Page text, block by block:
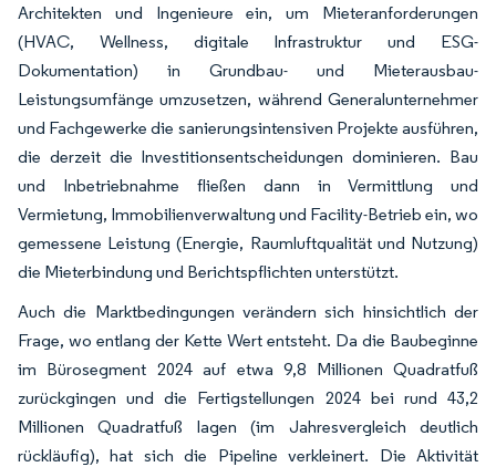
Architekten und Ingenieure ein, um Mieteranforderungen
(HVAC, Wellness, digitale Infrastruktur und ESG-
Dokumentation) in Grundbau- und Mieterausbau-
Leistungsumfänge umzusetzen, während Generalunternehmer
und Fachgewerke die sanierungsintensiven Projekte ausführen,
die derzeit die Investitionsentscheidungen dominieren. Bau
und Inbetriebnahme fließen dann in Vermittlung und
Vermietung, Immobilienverwaltung und Facility-Betrieb ein, wo
gemessene Leistung (Energie, Raumluftqualität und Nutzung)
die Mieterbindung und Berichtspflichten unterstützt.
Auch die Marktbedingungen verändern sich hinsichtlich der
Frage, wo entlang der Kette Wert entsteht. Da die Baubeginne
im Bürosegment 2024 auf etwa 9,8 Millionen Quadratfuß
zurückgingen und die Fertigstellungen 2024 bei rund 43,2
Millionen Quadratfuß lagen (im Jahresvergleich deutlich
rückläufig), hat sich die Pipeline verkleinert. Die Aktivität